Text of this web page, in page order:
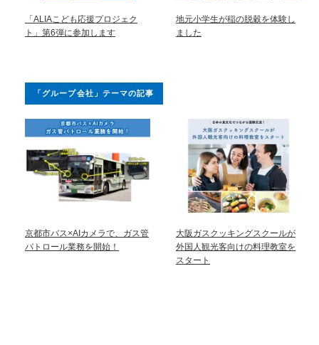
「ALIAこども応援プロジェク
ト」第6弾に参加します
地元小学生が稲の脱穀を体験し
ました
「グループ会社」テーマの記事
京都市バス×AIカメラで、ガス管
パトロール業務を開始！
大阪ガスクッキングスクールが
外国人観光客向けの料理教室を
スタート